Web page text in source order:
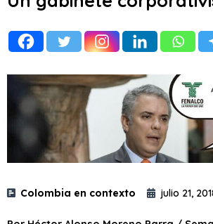
Colombia en contexto julio 21,